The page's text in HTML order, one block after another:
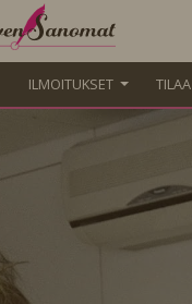
ILMOITUKSET